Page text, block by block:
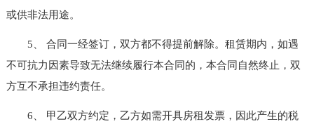
或供非法用途。
5、 合同一经签订，双方都不得提前解除。租赁期内，如遇
不可抗力因素导致无法继续履行本合同的，本合同自然终止，双
方互不承担违约责任。
6、 甲乙双方约定，乙方如需开具房租发票，因此产生的税